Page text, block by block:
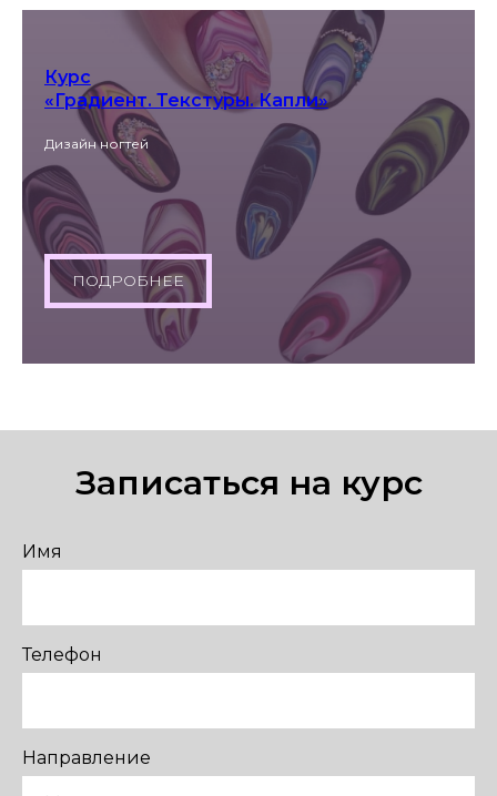
Курс
«Градиент. Текстуры. Капли»
Дизайн ногтей
ПОДРОБНЕЕ
Записаться на курс
Имя
Телефон
Направление